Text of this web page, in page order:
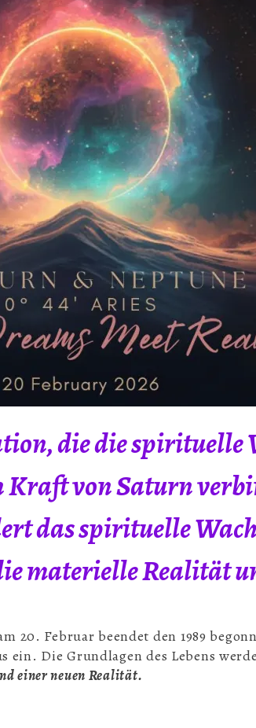
die die spirituelle
von Saturn
das spirituelle
materielle Realität
20. Februar beendet den 1989
Die Grundlagen des Lebens
einer neuen Realität.